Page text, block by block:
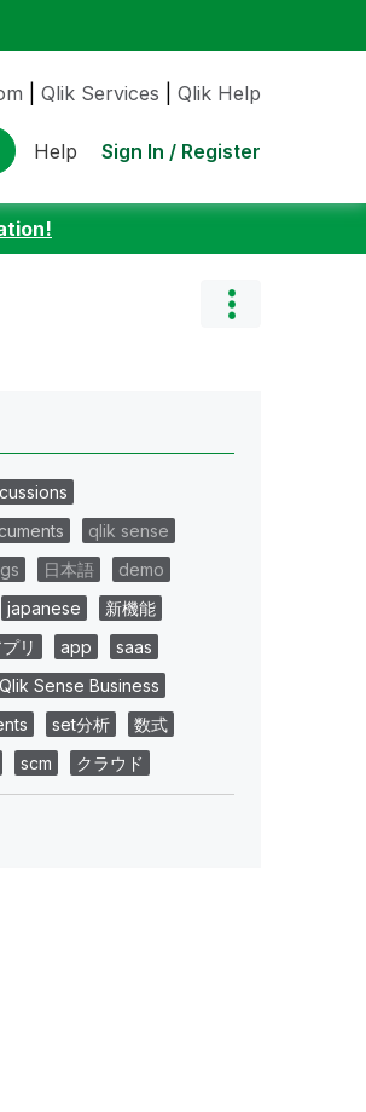
Qlik Services Qlik Help
Help Sign In / Register
qlik sense
日本語
demo
japanese
新機能
リ
app
saas
Qlik Sense Business
set分析
数式
scm クラウド